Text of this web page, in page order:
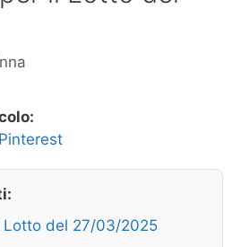
Lotto del 27/03/2025